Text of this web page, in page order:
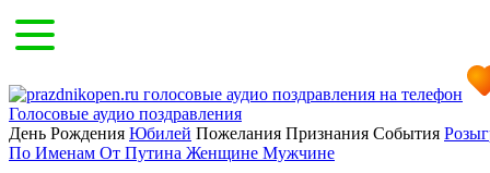
Голосовые аудио поздравления
День Рождения Юбилей Пожелания Признания События
По Именам От Путина Женщине Мужчине